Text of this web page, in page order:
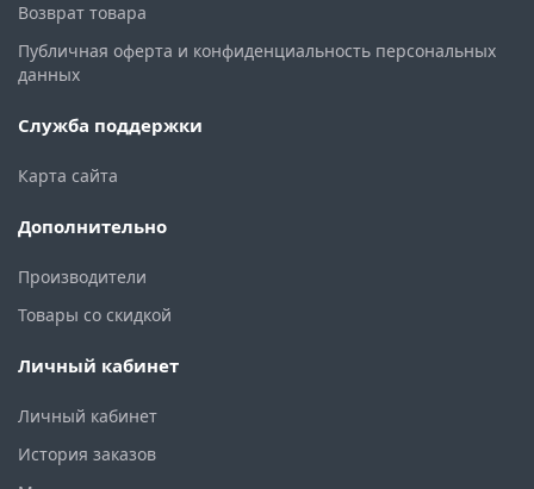
Возврат товара
Публичная оферта и конфиденциальность персональных
данных
Служба поддержки
Карта сайта
Дополнительно
Производители
Товары со скидкой
Личный кабинет
Личный кабинет
История заказов